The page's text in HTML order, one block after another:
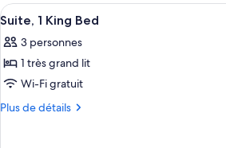
les
chambres
Afficher
toutes
les
photos
pour
ce
Une
8
Suite, 1 King Bed
3 personnes
1 très grand lit
Wi-Fi gratuit
Plus de détails
Plus